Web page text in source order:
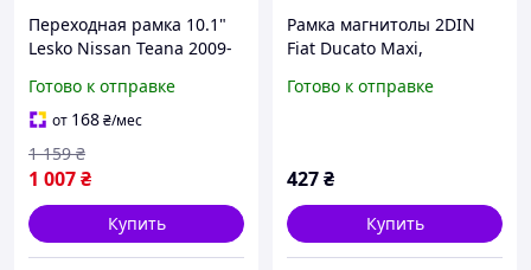
Переходная рамка 10.1"
Lesko Nissan Teana 2009-
магнитолы на авто
Ниссан
Готово к отправке
от 168₴/мес
1 007₴
1 159 ₴
Купить
Рамка магнитолы 2DIN
Fiat Ducato Maxi,
установки
Готово к отправке
427₴
Купить